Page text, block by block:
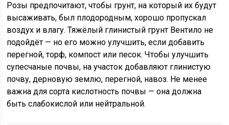
Розы предпочитают, чтобы грунт, на который их будут
высаживать, был плодородным, хорошо пропускал
воздух и влагу. Тяжёлый глинистый грунт Вентило не
подойдёт — но его можно улучшить, если добавить
перегной, торф, компост или песок. Чтобы улучшить
супесчаные почвы, на участок добавляют глинистую
почву, дерновую землю, перегной, навоз. Не менее
важна для сорта кислотность почвы — она должна
быть слабокислой или нейтральной.